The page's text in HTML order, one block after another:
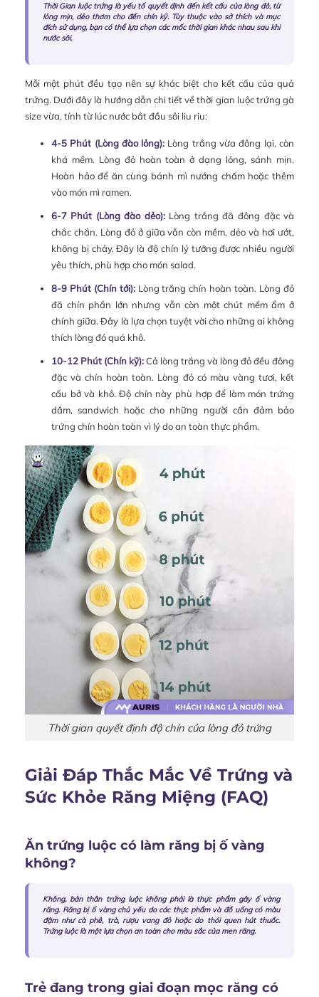
Thời Gian luộc trứnglà yếu tố quyết định đến kết cấu của lòng đỏ, từ
lỏng mịn, dẻo thơm cho đến chín kỹ. Tùy thuộc vào sở thích và mục
đích sử dụng, bạn có thể lựa chọn các mốc thời gian khác nhau sau khi
nước sôi.
Mỗi một phút đều tạo nên sự khác biệt cho kết cấu của quả
trứng. Dưới đây là hướng dẫn chi tiết về thời gian luộc trứng gà
size vừa, tính từ lúc nước bắt đầu sôi liu riu:
4-5 Phút (Lòng đào lỏng): Lòng trắng vừa đông lại, còn
khá mềm. Lòng đỏ hoàn toàn ở dạng lỏng, sánh mịn.
Hoàn hảo để ăn cùng bánh mì nướng chấm hoặc thêm
vào món mì ramen.
6-7 Phút (Lòng đào dẻo):Lòng trắng đã đông đặc và
chắc chắn. Lòng đỏ ở giữa vẫn còn mềm, dẻo và hơi ướt,
không bị chảy. Đây là độ chín lý tưởng được nhiều người
yêu thích, phù hợp cho món salad.
8-9 Phút (Chín tới):Lòng trắng chín hoàn toàn. Lòng đỏ
đã chín phần lớn nhưng vẫn còn một chút mềm ẩm ở
chính giữa. Đây là lựa chọn tuyệt vời cho những ai không
thích lòng đỏ quá khô.
10-12 Phút (Chín kỹ):Cả lòng trắng và lòng đỏ đều đông
đặc và chín hoàn toàn. Lòng đỏ có màu vàng tươi, kết
cấu bở và khô. Độ chín này phù hợp để làm món trứng
dầm, sandwich hoặc cho những người cần đảm bảo
trứng chín hoàn toàn vì lý do an toàn thực phẩm.
Thời gian quyết định độ chín của lòng đỏ trứng
Giải Đáp Thắc Mắc Về Trứng và
Sức Khỏe Răng Miệng (FAQ)
Ăn trứng luộc có làm răng bị ố vàng
không?
Không, bản thân trứng luộc không phải là thực phẩm gây ố vàng
răng. Răng bị ố vàng chủ yếu do các thực phẩm và đồ uống có màu
đậm như cà phê, trà, rượu vang đỏ hoặc do thói quen hút thuốc.
Trứng luộc là một lựa chọn an toàn cho màu sắc của men răng.
Trẻ đang trong giai đoạn mọc răng có